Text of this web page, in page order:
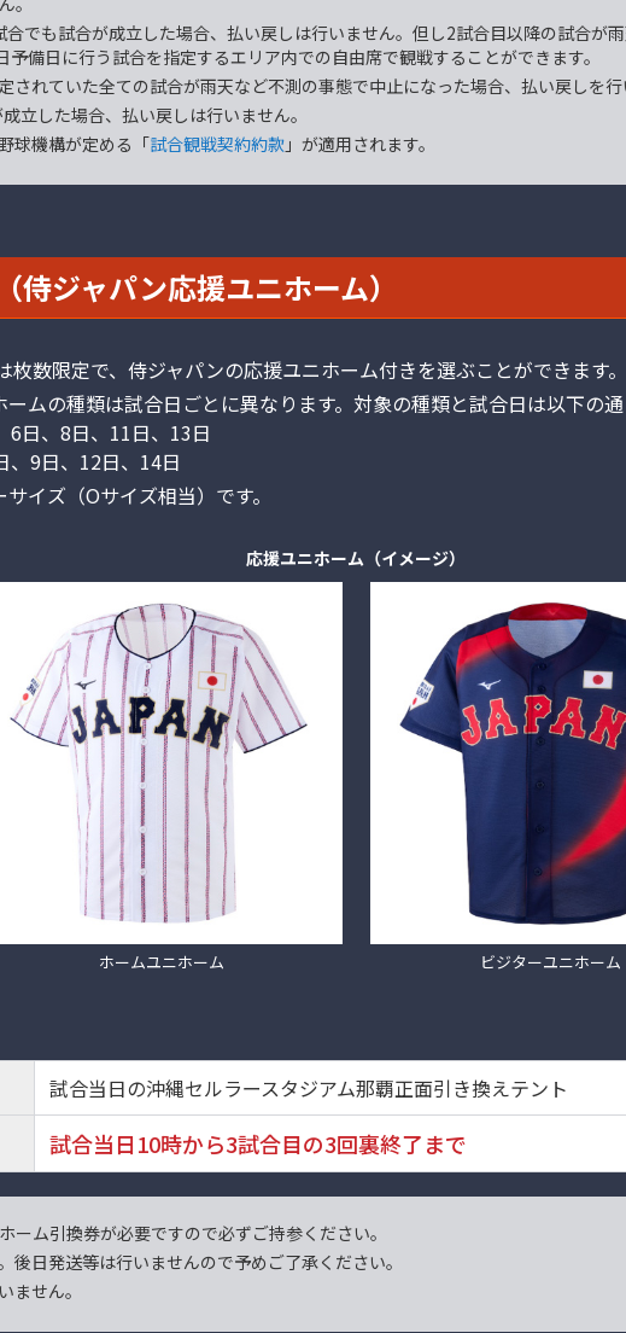
合でも試合が成立した場合、払い戻しは行いません。但し2試合目以降の試合が
備日に行う試合を指定するエリア内での自由席で観戦することができます。
されていた全ての試合が雨天など不測の事態で中止になった場合、払い戻しを行
立した場合、払い戻しは行いません。
球機構が定める「試合観戦契約約款 」が適用されます。
侍ジャパン応援ユニホーム）
数限定で、侍ジャパンの応援ユニホーム付きを選ぶことができます。
ムの種類は試合日ごとに異なります。対象の種類と試合日は以下の通
6日、8日、11日、13日
、9日、12日、14日
イズ（Oサイズ相当）です。
応援ユニホーム（イメージ）
ホームユニホーム ビジターユニホーム
試合当日の沖縄セルラースタジアム那覇正面引き換えテント
試合当日10時から3試合目の3回裏終了まで
ム引換券が必要ですので必ずご持参ください。
日発送等は行いませんので予めご了承ください。
せん。